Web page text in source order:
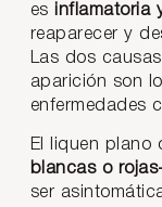
es inflamatoria
reaparecer y
Las dos
aparición son
enfermedades
El liquen plano
blancas o
ser